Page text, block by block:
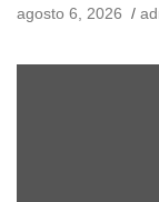
agosto 6, 2026